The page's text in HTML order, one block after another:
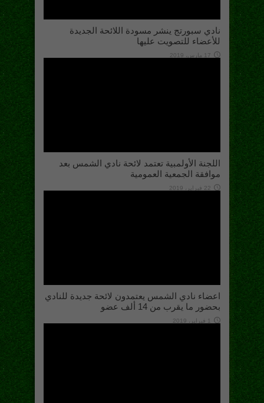
نادي سبورتج ينشر مسودة اللائحة الجديدة
للأعضاء للتصويت عليها
17 مارس، 2019
اللجنة الأولمبية تعتمد لائحة نادي الشمس بعد
موافقة الجمعية العمومية
22 فبراير، 2019
اعضاء نادي الشمس يعتمدون لائحة جديدة للنادي
بحضور ما يقرب من 14 ألف عضو
1 فبراير، 2019